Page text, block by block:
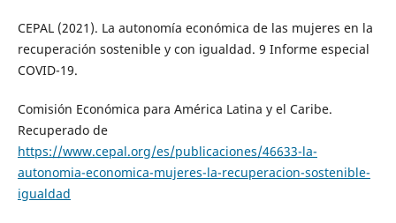
CEPAL (2021). La autonomía económica de las mujeres en la
recuperación sostenible y con igualdad. 9 Informe especial
COVID-19.
Comisión Económica para América Latina y el Caribe.
Recuperado de
https://www.cepal.org/es/publicaciones/46633-la-
autonomia-economica-mujeres-la-recuperacion-sostenible-
igualdad